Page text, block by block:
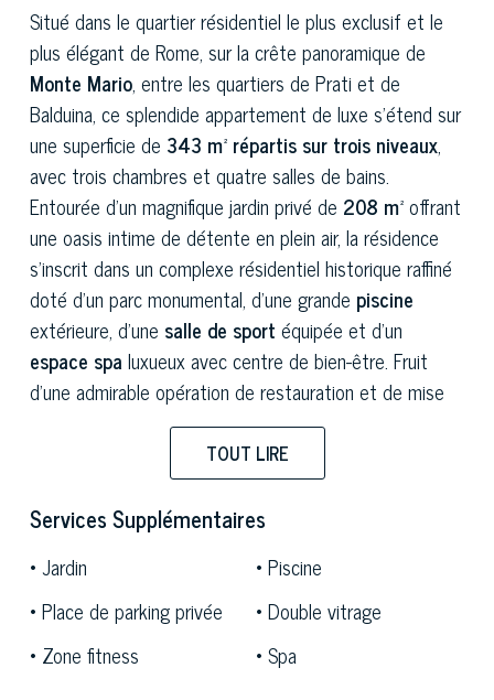
Situé dans le quartier résidentiel le plus exclusif et le
plus élégant de Rome, sur la crête panoramique de
Monte Mario, entre les quartiers de Prati et de
Balduina, ce splendide appartement de luxe s'étend sur
une superficie de 343 m² répartis sur trois niveaux,
avec trois chambres et quatre salles de bains.
Entourée d’un magnifique jardin privé de 208 m²offrant
une oasis intime de détente en plein air, la résidence
s’inscrit dans un complexe résidentiel historique raffiné
doté d’un parc monumental, d’une grande piscine
extérieure, d’une salle de sport équipée et d’un
espace spa luxueux avec centre de bien-être. Fruit
d’une admirable opération de restauration et de mise
en valeur d’une propriété noble du début du XXe siècle,
ce projet allie le charme intemporel de l’architecture
historique aux normes les plus sophistiquées de l’art de
vivre contemporain. L’articulation des volumes et
haut standing, conçue pour une clientèle cosmopolite à
la recherche d’une expérience de vie sans compromis.
L’architecture intérieure se déploie avec dynamisme sur
TOUT LIRE
Services Supplémentaires
Jardin
Piscine
Place de parking privée
Double vitrage
Zone fitness
Spa